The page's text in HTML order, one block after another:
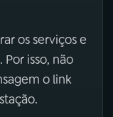
os serviços e
isso, não
o link